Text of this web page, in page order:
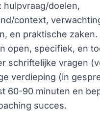
hulpvraag/doelen,
context,
en praktische
open, specifiek, en
schriftelijke vragen
verdieping (in
60-90 minuten en
succes.